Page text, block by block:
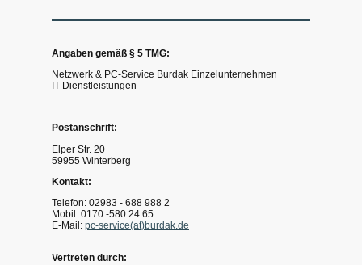
Angaben gemäß § 5 TMG:
Netzwerk & PC-Service Burdak Einzelunternehmen
IT-Dienstleistungen
Postanschrift:
Elper Str. 20
59955 Winterberg
Kontakt:
Telefon: 02983 - 688 988 2
Mobil: 0170 -580 24 65
E-Mail: pc-service(at)burdak.de
Vertreten durch: